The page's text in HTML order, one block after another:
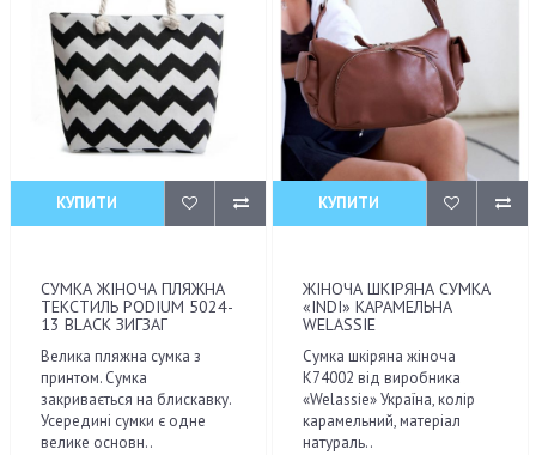
КУПИТИ
СУМКА ЖІНОЧА ПЛЯЖНА
ТЕКСТИЛЬ PODIUM 5024-
13 BLACK ЗИГЗАГ
Велика пляжна сумка з
принтом. Сумка
закривається на блискавку.
Усередині сумки є одне
велике основн..
КУПИТИ
ЖІНОЧА ШКІРЯНА СУМКА
«INDI» КАРАМЕЛЬНА
WELASSIE
Сумка шкіряна жіноча
K74002 від виробника
«Welassie» Україна, колір
карамельний, матеріал
натураль..